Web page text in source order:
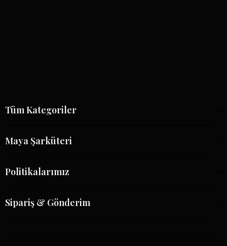
Tüm Kategoriler
Maya Şarküteri
Politikalarımız
Sipariş & Gönderim